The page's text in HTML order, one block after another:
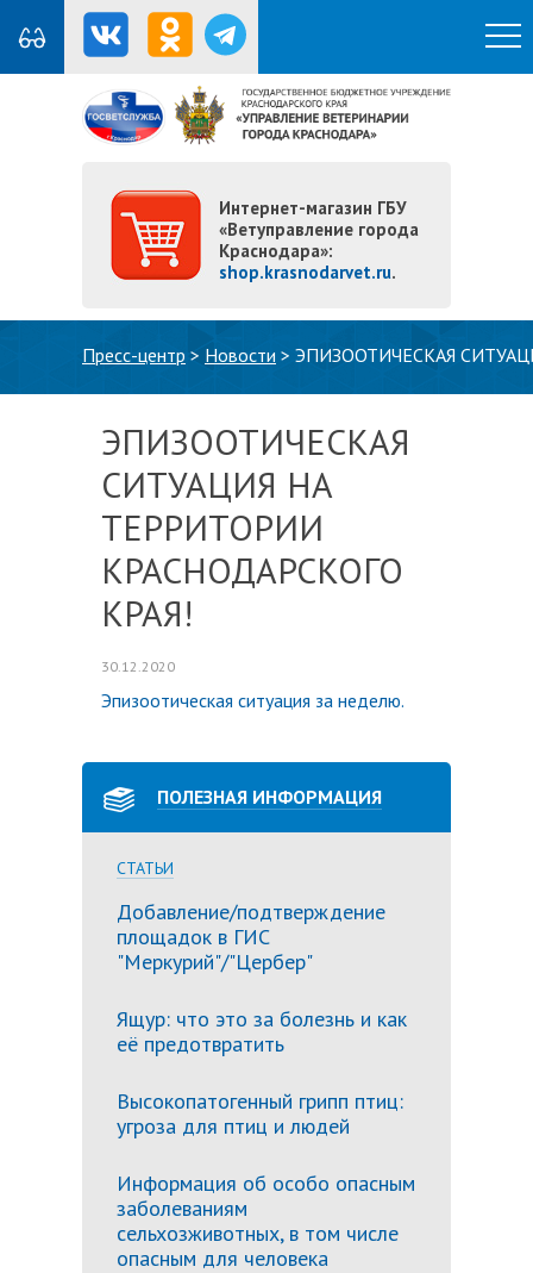
Интернет-магазин ГБУ
«Ветуправление города
Краснодара»:
shop.krasnodarvet.ru.
Пресс-центр > Новости > ЭПИЗООТИЧЕСКАЯ
ЭПИЗООТИЧЕСКАЯ
СИТУАЦИЯ НА
ТЕРРИТОРИИ
КРАСНОДАРСКОГО
КРАЯ!
30.12.2020
Эпизоотическая ситуация за неделю.
ПОЛЕЗНАЯ ИНФОРМАЦИЯ
СТАТЬИ
Добавление/подтверждение
площадок в ГИС
"Меркурий"/"Цербер"
Ящур: что это за болезнь и как
её предотвратить
Высокопатогенный грипп птиц:
угроза для птиц и людей
Информация об особо опасным
заболеваниям
сельхозживотных, в том числе
опасным для человека